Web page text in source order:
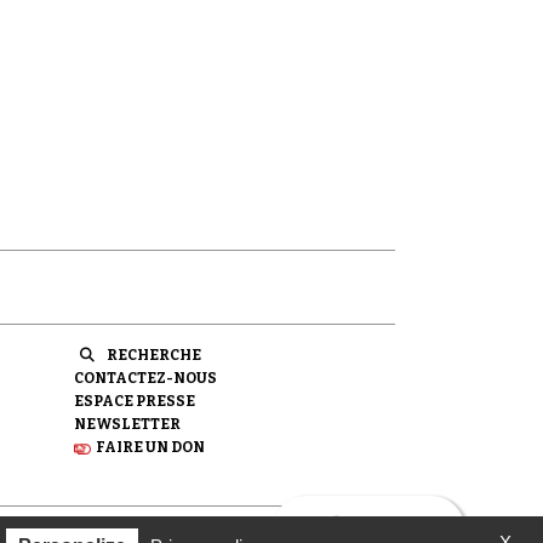
RECHERCHE
CONTACTEZ-NOUS
ESPACE PRESSE
NEWSLETTER
FAIRE UN DON